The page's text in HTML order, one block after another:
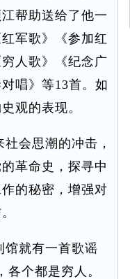
帮助送给了他一
军歌》《参加红
人歌》《纪念广
唱》等13首。如
观的表现。
会思潮的冲击，
革命史，探寻中
的秘密，增强对
就有一首歌谣
各个都是穷人。